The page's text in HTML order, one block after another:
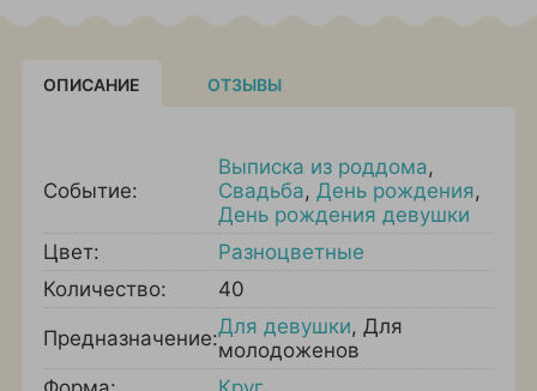
ОПИСАНИЕ ОТЗЫВЫ
Событие:
Выписка из роддома,
Свадьба, День рождения,
День рождения девушки
Цвет:
Разноцветные
Количество:
40
Предназначение:Для девушки, Для
молодоженов